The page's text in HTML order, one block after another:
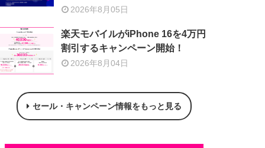
2026年8月05日
楽天モバイルがiPhone 16を4万円
割引するキャンペーン開始！
2026年8月04日
セール・キャンペーン情報をもっと見る